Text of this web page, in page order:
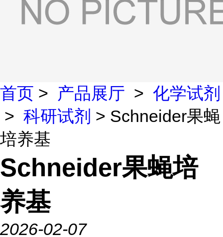
首页 > 产品展厅 > 化学试剂
> 科研试剂 > Schneider果蝇
培养基
Schneider果蝇培
养基
2026-02-07